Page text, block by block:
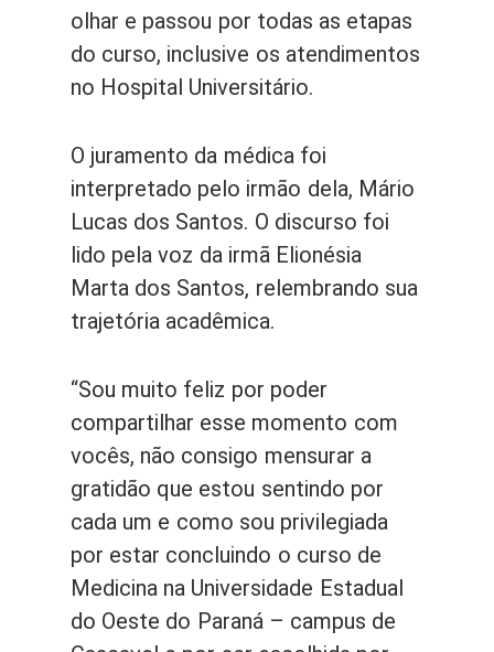
olhar e passou por todas as etapas
do curso, inclusive os atendimentos
no Hospital Universitário.
O juramento da médica foi
interpretado pelo irmão dela, Mário
Lucas dos Santos. O discurso foi
lido pela voz da irmã Elionésia
Marta dos Santos, relembrando sua
trajetória acadêmica.
“Sou muito feliz por poder
compartilhar esse momento com
vocês, não consigo mensurar a
gratidão que estou sentindo por
cada um e como sou privilegiada
por estar concluindo o curso de
Medicina na Universidade Estadual
do Oeste do Paraná – campus de